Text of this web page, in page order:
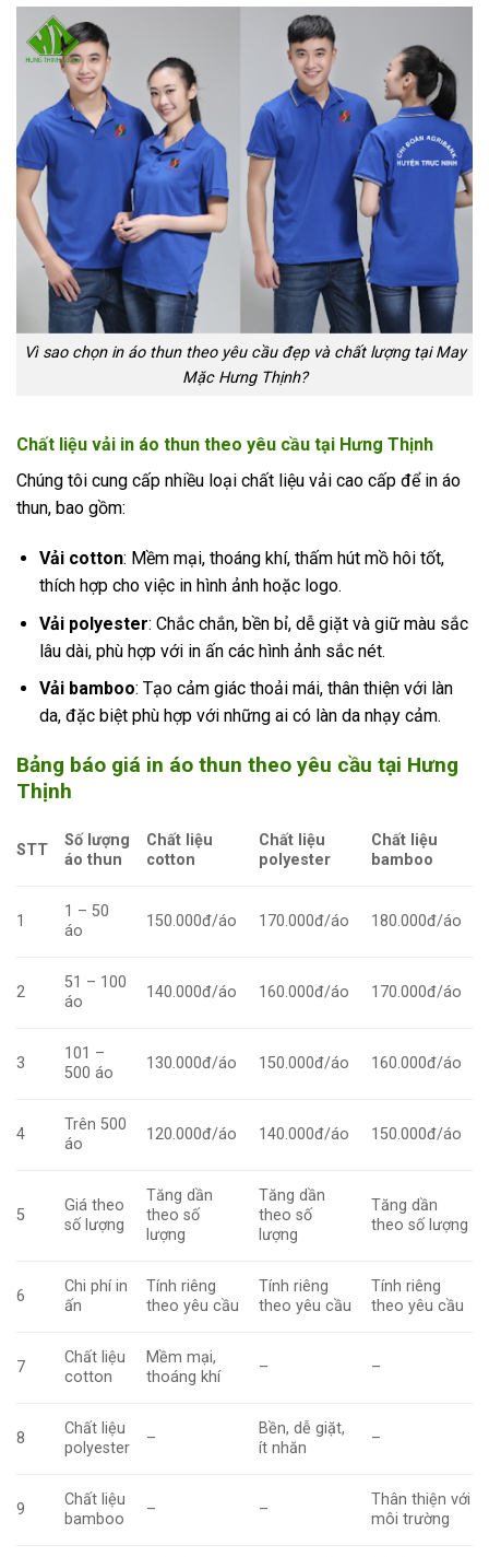
Vì sao chọn in áo thun theo yêu cầu đẹp và chất lượng tại May
Mặc Hưng Thịnh?
Chất liệu vải in áo thun theo yêu cầu tại Hưng Thịnh
Chúng tôi cung cấp nhiều loại chất liệu vải cao cấp để in áo
thun, bao gồm:
Vải cotton: Mềm mại, thoáng khí, thấm hút mồ hôi tốt,
thích hợp cho việc in hình ảnh hoặc logo.
Vải polyester: Chắc chắn, bền bỉ, dễ giặt và giữ màu sắc
lâu dài, phù hợp với in ấn các hình ảnh sắc nét.
Vải bamboo: Tạo cảm giác thoải mái, thân thiện với làn
da, đặc biệt phù hợp với những ai có làn da nhạy cảm.
Bảng báo giá in áo thun theo yêu cầu tại Hưng
Thịnh
STT
Số lượng
áo thun
Chất liệu
cotton
Chất liệu
polyester
Chất liệu
bamboo
1
1 – 50
áo
150.000đ/áo 170.000đ/áo 180.000đ/áo
2
51 – 100
áo
140.000đ/áo 160.000đ/áo 170.000đ/áo
3
101 –
500 áo
130.000đ/áo 150.000đ/áo 160.000đ/áo
4
Trên 500
áo
120.000đ/áo 140.000đ/áo 150.000đ/áo
5
Giá theo
số lượng
Tăng dần
theo số
lượng
Tăng dần
theo số
lượng
Tăng dần
theo số lượng
6
Chi phí in
ấn
Tính riêng
theo yêu cầu
Tính riêng
theo yêu cầu
Tính riêng
theo yêu cầu
7
Chất liệu
cotton
Mềm mại,
thoáng khí
– –
8
Chất liệu
polyester
–
Bền, dễ giặt,
ít nhăn
–
9
Chất liệu
bamboo
– –
Thân thiện với
môi trường